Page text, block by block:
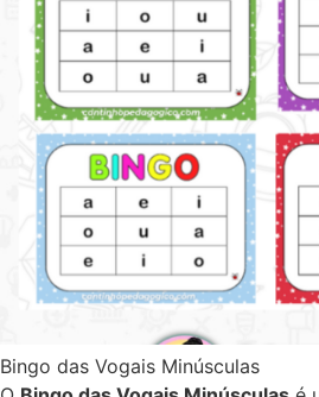
Bingo das Vogais Minúsculas